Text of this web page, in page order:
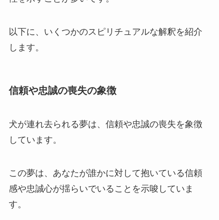
以下に、いくつかのスピリチュアルな解釈を紹介
します。
信頼や忠誠の喪失の象徴
犬が連れ去られる夢は、信頼や忠誠の喪失を象徴
しています。
この夢は、あなたが誰かに対して抱いている信頼
感や忠誠心が揺らいでいることを示唆していま
す。